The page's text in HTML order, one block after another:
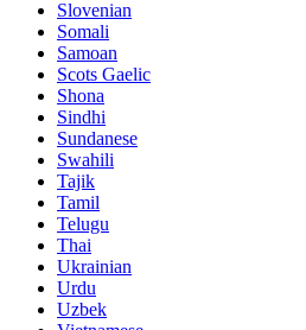
Slovenian
Somali
Samoan
Scots Gaelic
Shona
Sindhi
Sundanese
Swahili
Tajik
Tamil
Telugu
Thai
Ukrainian
Urdu
Uzbek